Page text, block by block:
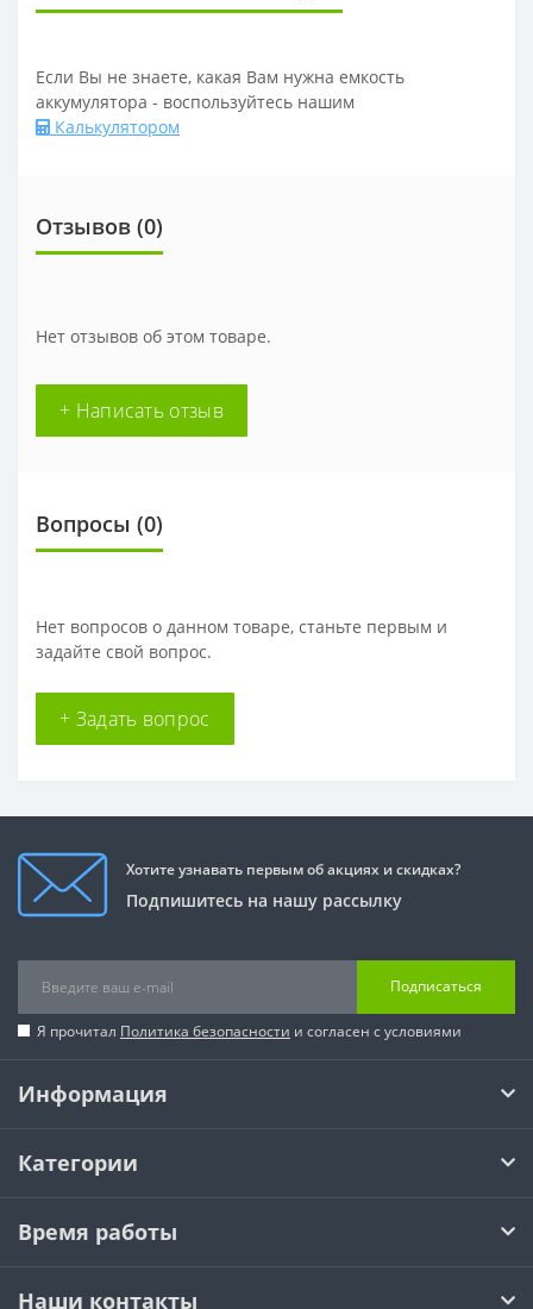
Если Вы не знаете, какая Вам нужна емкость
аккумулятора - воспользуйтесь нашим
Калькулятором
Отзывов (0)
Нет отзывов об этом товаре.
+ Написать отзыв
Вопросы (0)
Нет вопросов о данном товаре, станьте первым и
задайте свой вопрос.
+ Задать вопрос
Хотите узнавать первым об акциях и скидках?
Подпишитесь на нашу рассылку
Подписаться
Я прочитал Политика безопасности и согласен с условиями
Информация
Категории
Время работы
Наши контакты